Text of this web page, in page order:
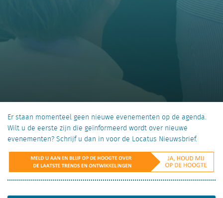
Er staan momenteel geen nieuwe evenementen op de agenda.
Wilt u de eerste zijn die geïnformeerd wordt over nieuwe
evenementen? Schrijf u dan in voor de Locatus Nieuwsbrief.